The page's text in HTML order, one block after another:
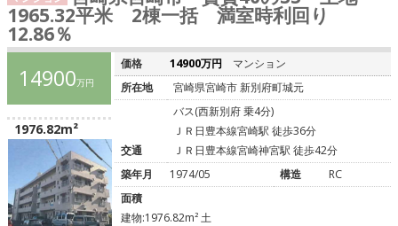
1965.32平米 2棟一括 満室時利回り
12.86％
14900万円
1976.82m²
価格 14900万円
マンション
所在地
宮崎県宮崎市 新別府町城元
交通
バス(西新別府 乗4分)
ＪＲ日豊本線宮崎駅 徒歩36分
ＪＲ日豊本線宮崎神宮駅 徒歩42分
築年月
1974/05 構造
RC
面積
建物:1976.82m² 土